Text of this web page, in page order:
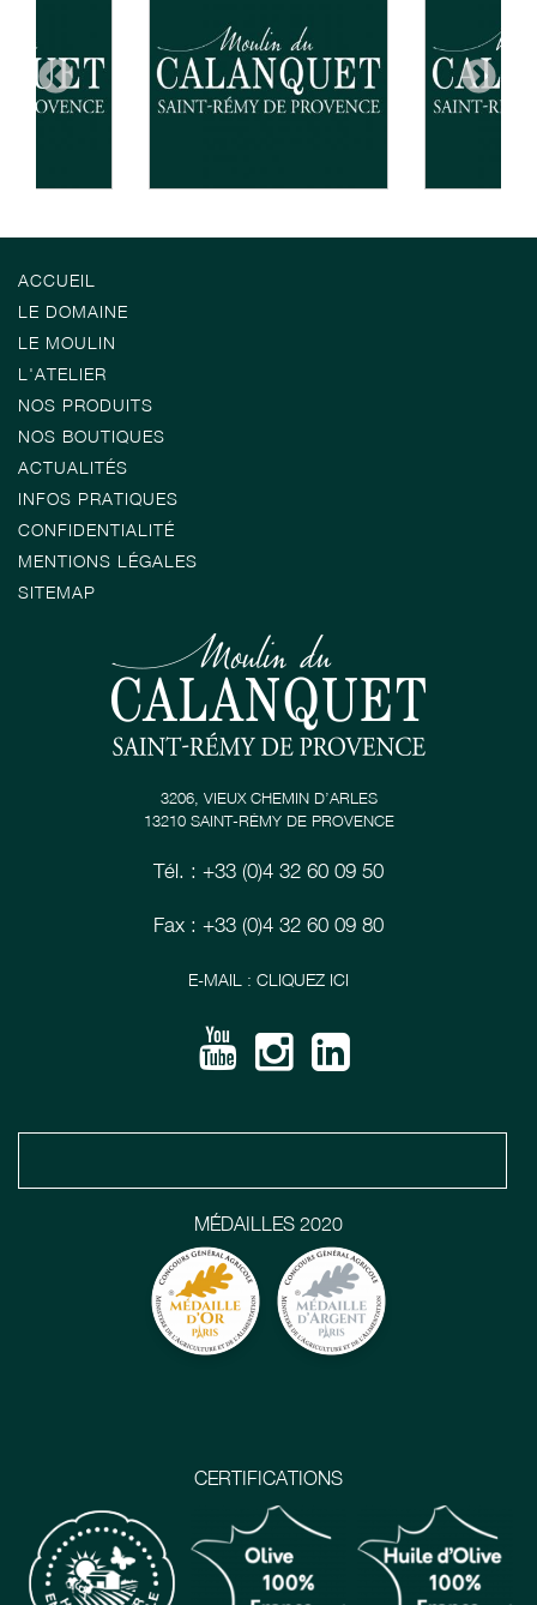
ACCUEIL
LE DOMAINE
LE MOULIN
L'ATELIER
NOS PRODUITS
NOS BOUTIQUES
ACTUALITÉS
INFOS PRATIQUES
CONFIDENTIALITÉ
MENTIONS LÉGALES
SITEMAP
CERTIFICATIONS
MÉDAILLES 2020
3206, VIEUX CHEMIN D’ARLES
13210 SAINT-RÉMY DE PROVENCE
Tél. : +33 (0)4 32 60 09 50
Fax : +33 (0)4 32 60 09 80
E-MAIL : CLIQUEZ ICI